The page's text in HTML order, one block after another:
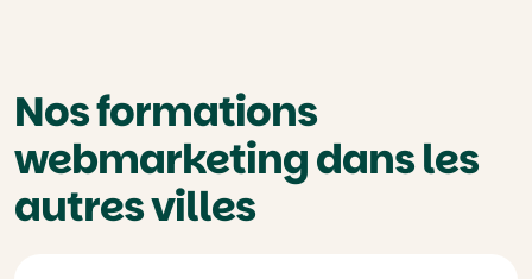
Nos formations
webmarketing dans les
autres villes